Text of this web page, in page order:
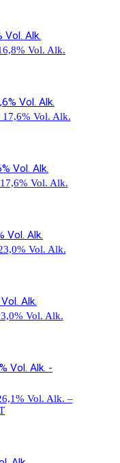
Vol. Alk.
Vol. Alk.
Vol. Alk.
Vol. Alk.
Vol. Alk.
Vol. Alk. –